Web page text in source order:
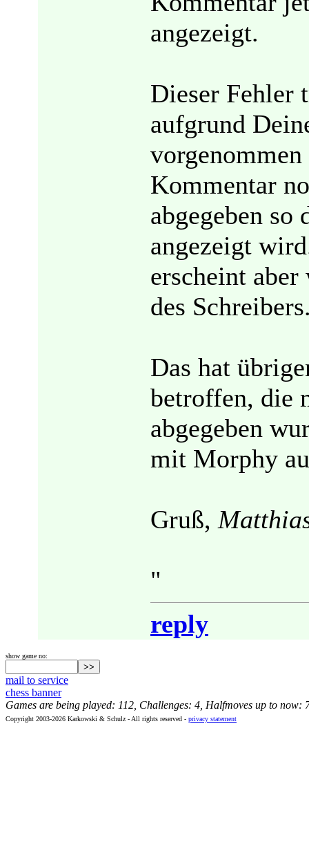
angezeigt.
Dieser Fehler
aufgrund
Kommentar
abgegeben so
angezeigt
erscheint
des
Das hat
betroffen, die
abgegeben
mit Morphy
Gruß,
"
reply
show game no:
mail to service
chess banner
Games are being played: 112, Challenges: 4, Halfmoves up to now:
Copyright 2003-2026 Karkowski & Schulz - All rights reserved - privacy statement